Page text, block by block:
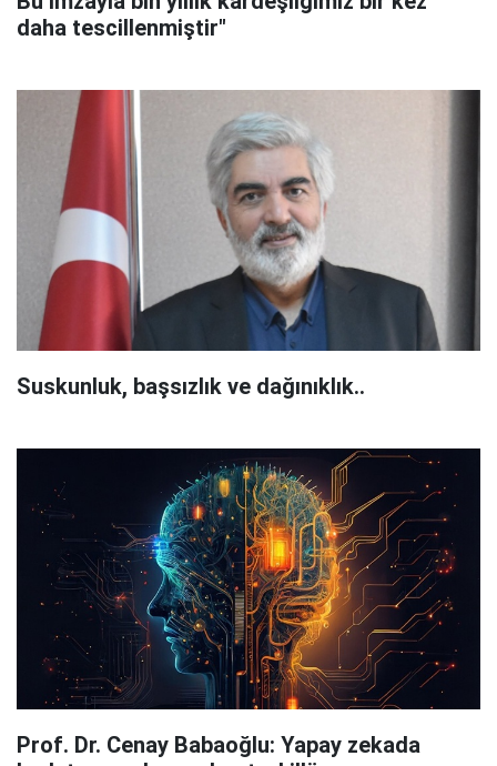
daha tescillenmiştir"
Suskunluk, başsızlık ve dağınıklık..
Prof. Dr. Cenay Babaoğlu: Yapay zekada